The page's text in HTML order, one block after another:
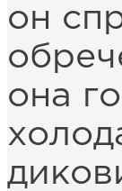
он
она